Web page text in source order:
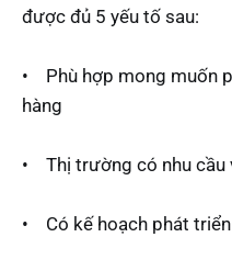
được đủ 5 yếu tố sau:
• Phù hợp mong muốn
hàng
• Thị trường có nhu cầu
• Có kế hoạch phát